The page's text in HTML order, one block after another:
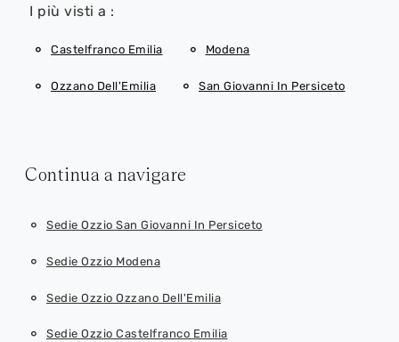
I più visti a :
Castelfranco Emilia Modena
Ozzano Dell'Emilia San Giovanni In Persiceto
Continua a navigare
Sedie Ozzio San Giovanni In Persiceto
Sedie Ozzio Modena
Sedie Ozzio Ozzano Dell'Emilia
Sedie Ozzio Castelfranco Emilia